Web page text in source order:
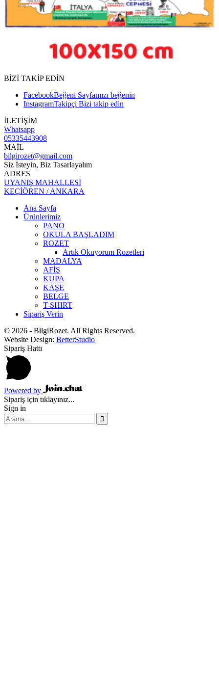
BİZİ TAKİP EDİN
FacebookBeğeni Sayfamızı beğenin
InstagramTakipçi Bizi takip edin
İLETİŞİM
Whatsapp
05335443908
MAİL
bilgirozet@gmail.com
Siz İsteyin, Biz Tasarlayalım
ADRES
UYANIŞ MAHALLESİ
KEÇİÖREN / ANKARA
Ana Sayfa
Ürünlerimiz
PANO
OKULA BAŞLADIM
ROZET
Artık Okuyorum Rozetleri
MADALYA
AFİŞ
KUPA
KAŞE
BELGE
T-SHIRT
Sipariş Verin
© 2026 - BilgiRozet. All Rights Reserved.
Website Design: BetterStudio
Sipariş Hattı
Powered by
Sipariş için tıklayınız...
Sign in